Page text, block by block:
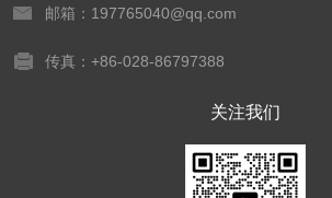
邮箱：197765040@qq.com
传真：+86-028-86797388
关注我们